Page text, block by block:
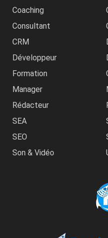
Coaching
Consultant
CRM
Développeur
Formation
Manager
Rédacteur
SEA
SEO
Son & Vidéo